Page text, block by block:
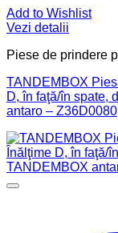
Add to Wishlist
Vezi detalii
Piese de prindere
TANDEMBOX
D, în faţă/în spate,
antaro – Z36D0080